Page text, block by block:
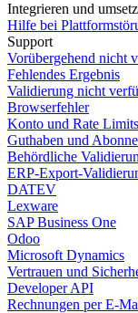
Integrieren und
Hilfe bei
Support
Vorübergehend nicht
Fehlendes Ergebnis
Validierung nicht
Browserfehler
Konto und Rate Limits
Guthaben und
Behördliche
ERP-Export-
DATEV
Lexware
SAP Business One
Odoo
Microsoft Dynamics
Vertrauen und
Developer API
Rechnungen per E-